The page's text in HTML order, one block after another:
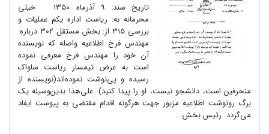
تاریخ سند: ۹ آذرماه ۱۳۵۰ خیلی
محرمانه به: ریاست اداره یکم عملیات و
بررسی ۳۱۵ از: بخش مستقل ۳۰۲ درباره:
مهندس فرخ اطلاعیه واصله که نویسنده
آن خود را مهندس فرخ معرفی نموده
است به عرض تیمسار ریاست ساواک
رسیده و پی‌نوشت نموده‌اند(نویسنده از
منحرفین است، دانشجو نیست، او را پیدا کنید). علی‌هذا بدین‌وسیله یک
برگ رونوشت اطلاعیه مزبور جهت هرگونه اقدام مقتضی به پیوست ایفاد
می‌گردد. رئیس بخش...